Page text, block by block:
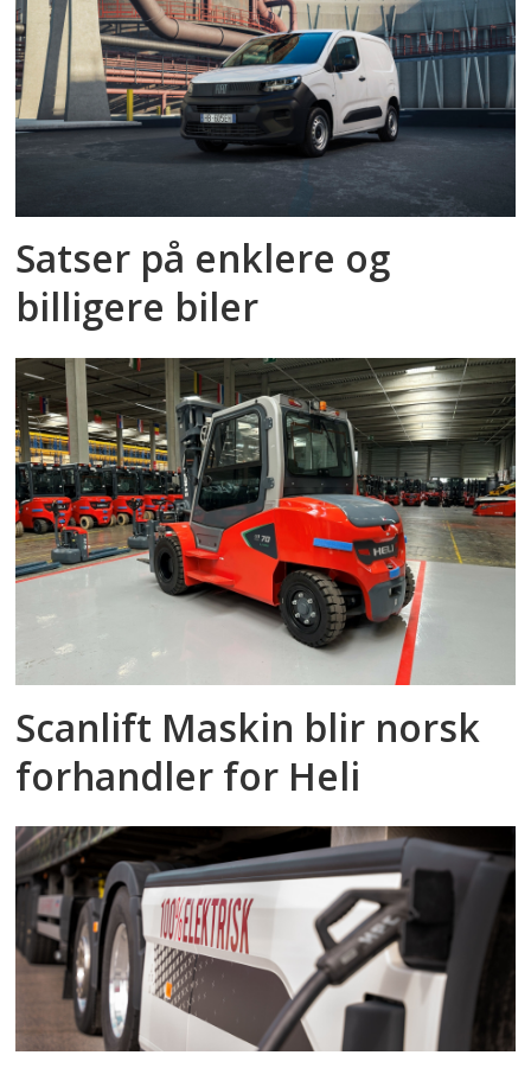
Satser på enklere og
billigere biler
Scanlift Maskin blir norsk
forhandler for Heli